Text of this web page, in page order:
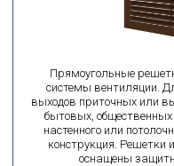
Прямоугольные
системы вентиляции.
выходов приточных или
бытовых,
настенного или
конструкция.
оснащены